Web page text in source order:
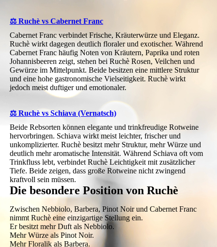
⚖️ Ruchè vs Cabernet Franc
Cabernet Franc verbindet Frische, Kräuterwürze und Eleganz.
Ruchè wirkt dagegen deutlich floraler und exotischer. Während
Cabernet Franc häufig Noten von Kräutern, Paprika und roten
Johannisbeeren zeigt, stehen bei Ruchè Rosen, Veilchen und
Gewürze im Mittelpunkt. Beide besitzen eine mittlere Struktur
und eine hohe gastronomische Vielseitigkeit. Ruchè wirkt
jedoch meist duftiger und emotionaler.
⚖️ Ruchè vs Schiava (Vernatsch)
Beide Rebsorten können elegante und trinkfreudige Rotweine
hervorbringen. Schiava wirkt meist leichter, frischer und
unkomplizierter. Ruchè besitzt mehr Struktur, mehr Würze und
deutlich mehr aromatische Intensität. Während Schiava oft vom
Trinkfluss lebt, verbindet Ruchè Leichtigkeit mit zusätzlicher
Tiefe. Beide zeigen, dass große Rotweine nicht zwingend
kraftvoll sein müssen.
Die besondere Position von Ruchè
Zwischen Nebbiolo, Barbera, Pinot Noir und Cabernet Franc
nimmt Ruchè eine einzigartige Stellung ein.
Er besitzt mehr Duft als Nebbiolo.
Mehr Würze als Pinot Noir.
Mehr Floralik als Barbera.